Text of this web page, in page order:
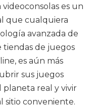
es un
que cualquiera
avanzada de
tiendas de juegos
es aún más
sus juegos
planeta real y vivir
sitio conveniente.